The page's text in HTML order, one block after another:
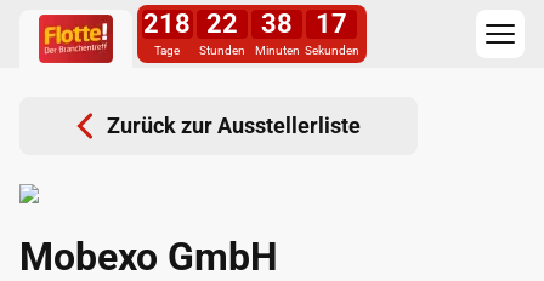
218
Tage
22
Stunden
38
Minuten
16
Sekunden
Zurück zur Ausstellerliste
Mobexo GmbH